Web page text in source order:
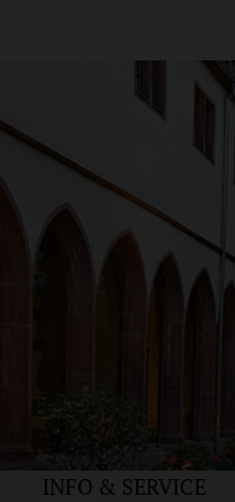
INFO & SERVICE